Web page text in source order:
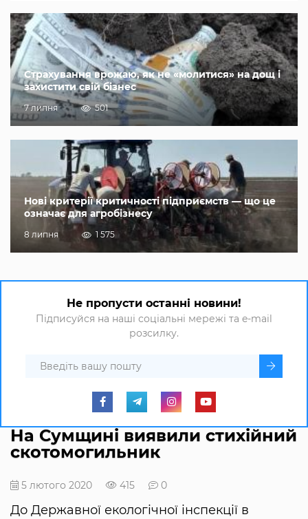
Страхування врожаю, як не «молитися» на дощ і
захистити свій бізнес
7 липня 501
Нові критерії критичності підприємств — що це
означає для агробізнесу
8 липня 1 575
Не пропусти останні новини!
Підписуйся на наші соціальні мережі та e-mail
розсилку.
На Сумщині виявили стихійний
скотомогильник
5 лютого 2020 415 0
До Державної екологічної інспекції в